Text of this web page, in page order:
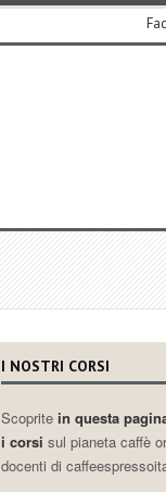
I NOSTRI CORSI
Scoprite in questa
i corsi sul pianeta caffè
docenti di